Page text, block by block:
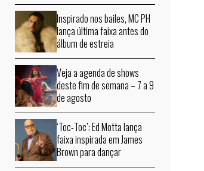
Inspirado nos bailes, MC PH
lança última faixa antes do
álbum de estreia
Veja a agenda de shows
deste fim de semana – 7 a 9
de agosto
‘Toc-Toc’: Ed Motta lança
faixa inspirada em James
Brown para dançar